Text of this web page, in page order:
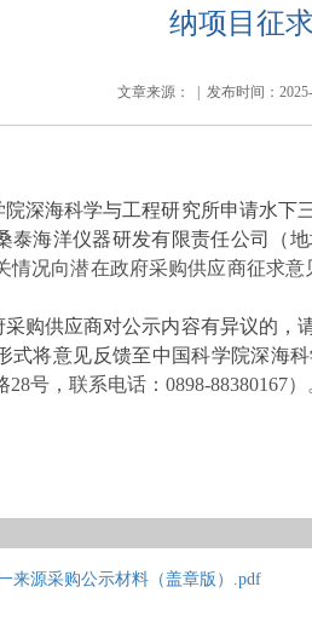
纳项目征
文章来源： | 发布时间：
院深海科学与工程研究所申请水下
泰海洋仪器研发有限责任公司（
情况向潜在政府采购供应商征求意
采购供应商对公示内容有异议的，
式将意见反馈至中国科学院深海
28号，联系电话：0898-88380167）
2025年
来源采购公示材料（盖章版）.pdf